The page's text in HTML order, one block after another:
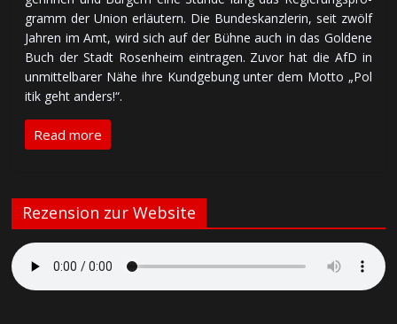
gramm der Union er­läu­tern. Die Bun­des­kanz­le­rin, seit zwölf
Jah­ren im Amt, wird sich auf der Büh­ne auch in das Gol­de­ne
Buch der Stadt Ro­sen­heim ein­tra­gen. Zu­vor hat die AfD in
un­mit­tel­ba­rer Nä­he ih­re Kund­ge­bung un­ter dem Mot­to „Po­l
i­tik geht an­ders!“.
Read more
Rezension zur Website